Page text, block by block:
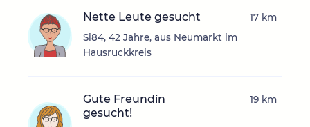
Nette Leute gesucht
Si84, 42 Jahre, aus Neumarkt im
Hausruckkreis
17 km
Gute Freundin
gesucht!
19 km